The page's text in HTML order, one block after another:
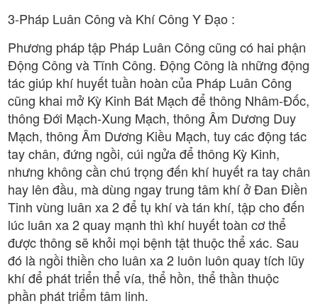
3-Pháp Luân Công và Khí Công Y Đạo :
Phương pháp tập Pháp Luân Công cũng có hai phận
Động Công và Tĩnh Công. Động Công là những động
tác giúp khí huyết tuần hoàn của Pháp Luân Công
cũng khai mở Kỳ Kinh Bát Mạch để thông Nhâm-Đốc,
thông Đới Mạch-Xung Mạch, thông Âm Dương Duy
Mạch, thông Âm Dương Kiều Mạch, tuy các động tác
tay chân, đứng ngồi, cúi ngửa để thông Kỳ Kinh,
nhưng không cần chú trọng đến khí huyết ra tay chân
hay lên đầu, mà dùng ngay trung tâm khí ở Đan Điền
Tinh vùng luân xa 2 để tụ khí và tán khí, tập cho đến
lúc luân xa 2 quay mạnh thì khí huyết toàn cơ thể
được thông sẽ khỏi mọi bệnh tật thuộc thể xác. Sau
đó là ngồi thiền cho luân xa 2 luôn luôn quay tích lũy
khí để phát triển thể vía, thể hồn, thể thần thuộc
phần phát triểm tâm linh.